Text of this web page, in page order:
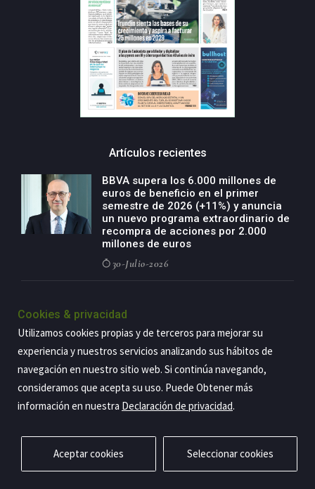
Artículos recientes
BBVA supera los 6.000 millones de
euros de beneficio en el primer
semestre de 2026 (+11%) y anuncia
un nuevo programa extraordinario de
recompra de acciones por 2.000
millones de euros
30-Julio-2026
negocio agro con un modelo global
países
29-Julio-2026
Privacidad Aviso legal Política de cookies Contacto
Cookies & privacidad
Utilizamos cookies propias y de terceros para mejorar su
experiencia y nuestros servicios analizando sus hábitos de
navegación en nuestro sitio web. Si continúa navegando,
consideramos que acepta su uso. Puede Obtener más
información en nuestra Declaración de privacidad.
Aceptar cookies Seleccionar cookies